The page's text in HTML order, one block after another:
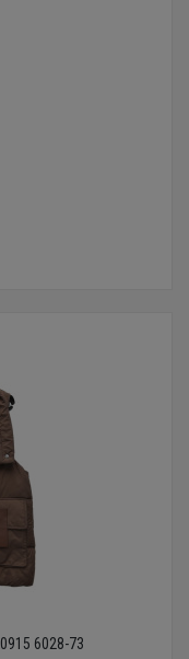
6028-73